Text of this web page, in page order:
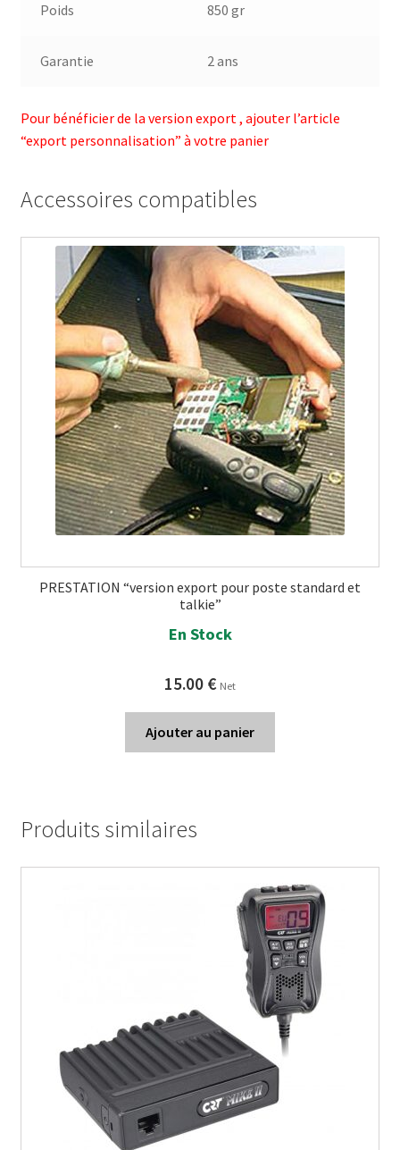
Poids 850 gr
Garantie 2 ans
Pour bénéficier de la version export , ajouter l’article
“export personnalisation” à votre panier
Accessoires compatibles
PRESTATION “version export pour poste standard et
talkie”
En Stock
15.00 € Net
Ajouter au panier
Produits similaires